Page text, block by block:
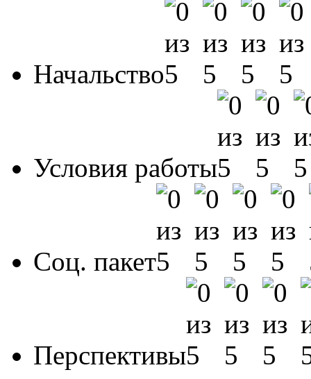
Начальство
Условия работы
Соц. пакет
Перспективы